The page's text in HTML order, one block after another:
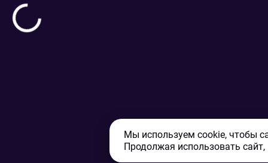
Мы используем cookie, чтобы
Продолжая использовать